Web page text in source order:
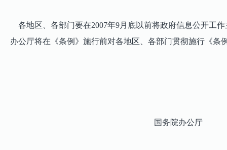
各地区、各部门要在2007年9月底以前将政府信息公开工
办公厅将在《条例》施行前对各地区、各部门贯彻施行《条
国务院办公厅